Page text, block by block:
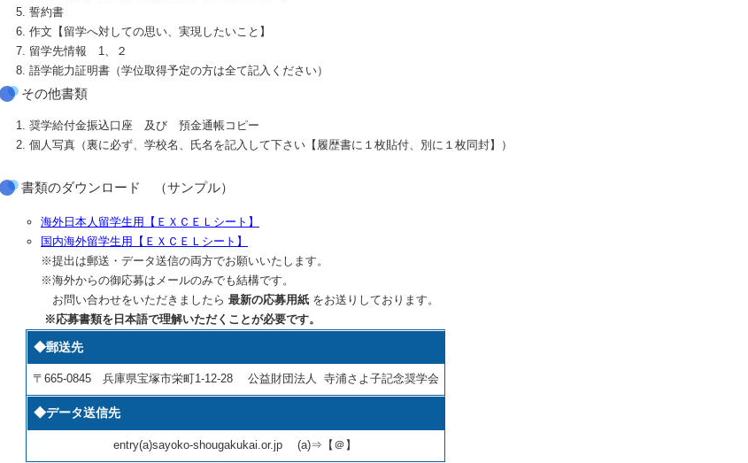
誓約書
作文【留学へ対しての思い、実現したいこと】
留学先情報 1、２
語学能力証明書（学位取得予定の方は全て記入ください）
その他書類
奨学給付金振込口座 及び 預金通帳コピー
個人写真（裏に必ず、学校名、氏名を記入して下さい【履歴書に１枚貼付、別に１枚同封】）
書類のダウンロード （サンプル）
海外日本人留学生用【ＥＸＣＥＬシート】
国内海外留学生用【ＥＸＣＥＬシート】
※提出は郵送・データ送信の両方でお願いいたします。
※海外からの御応募はメールのみでも結構です。
お問い合わせをいただきましたら 最新の応募用紙 をお送りしております。
※応募書類を日本語で理解いただくことが必要です。
◆郵送先
〒665-0845 兵庫県宝塚市栄町1-12-28 公益財団法人 寺浦さよ子記念奨学会
◆データ送信先
entry(a)sayoko-shougakukai.or.jp (a)⇒【＠】